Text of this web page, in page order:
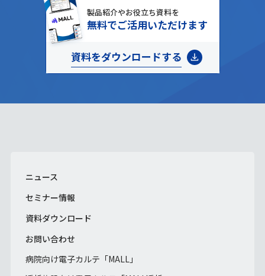
製品紹介やお役立ち資料を
無料でご活用いただけます
資料をダウンロードする
ニュース
セミナー情報
資料ダウンロード
お問い合わせ
病院向け電子カルテ「MALL」